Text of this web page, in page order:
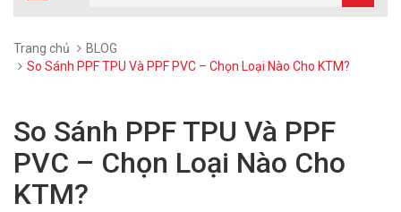
Trang chủ
BLOG
So Sánh PPF TPU Và PPF PVC – Chọn Loại Nào Cho KTM?
So Sánh PPF TPU Và PPF
PVC – Chọn Loại Nào Cho
KTM?